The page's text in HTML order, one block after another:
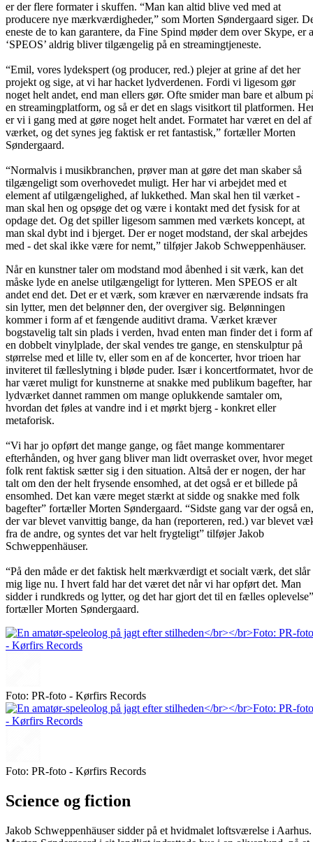
er der flere formater i skuffen. “Man kan altid blive ved med at
producere nye mærkværdigheder,” som Morten Søndergaard siger.
eneste de to kan garantere, da Fine Spind møder dem over Skype, er
‘SPEOS’ aldrig bliver tilgængelig på en streamingtjeneste.
“Emil, vores lydekspert (og producer, red.) plejer at grine af det her
projekt og sige, at vi har hacket lydverdenen. Fordi vi ligesom gør
noget helt andet, end man ellers gør. Ofte smider man bare et album
en streamingplatform, og så er det en slags visitkort til platformen.
er vi i gang med at gøre noget helt andet. Formatet har været en del af
værket, og det synes jeg faktisk er ret fantastisk,” fortæller Morten
Søndergaard.
“Normalvis i musikbranchen, prøver man at gøre det man skaber så
tilgængeligt som overhovedet muligt. Her har vi arbejdet med et
element af utilgængelighed, af lukkethed. Man skal hen til værket -
man skal hen og opsøge det og være i kontakt med det fysisk for at
opdage det. Og det spiller ligesom sammen med værkets koncept, at
man skal dybt ind i bjerget. Der er noget modstand, der skal arbejdes
med - det skal ikke være for nemt,” tilføjer Jakob Schweppenhäuser.
Når en kunstner taler om modstand mod åbenhed i sit værk, kan det
måske lyde en anelse utilgængeligt for lytteren. Men SPEOS er alt
andet end det. Det er et værk, som kræver en nærværende indsats fra
sin lytter, men det belønner den, der overgiver sig. Belønningen
kommer i form af et fængende auditivt drama. Værket kræver
bogstavelig talt sin plads i verden, hvad enten man finder det i form af
en dobbelt vinylplade, der skal vendes tre gange, en stenskulptur på
størrelse med et lille tv, eller som en af de koncerter, hvor trioen har
inviteret til fælleslytning i bløde puder. Især i koncertformatet, hvor
har været muligt for kunstnerne at snakke med publikum bagefter, har
lydværket dannet rammen om mange oplukkende samtaler om,
hvordan det føles at vandre ind i et mørkt bjerg - konkret eller
metaforisk.
“Vi har jo opført det mange gange, og fået mange kommentarer
efterhånden, og hver gang bliver man lidt overrasket over, hvor meget
folk rent faktisk sætter sig i den situation. Altså der er nogen, der har
talt om den der helt frysende ensomhed, at det også er et billede på
ensomhed. Det kan være meget stærkt at sidde og snakke med folk
bagefter” fortæller Morten Søndergaard. “Sidste gang var der også en,
der var blevet vanvittig bange, da han (reporteren, red.) var blevet
fra de andre, og syntes det var helt frygteligt” tilføjer Jakob
Schweppenhäuser.
“På den måde er det faktisk helt mærkværdigt et socialt værk, det slår
mig lige nu. I hvert fald har det været det når vi har opført det. Man
sidder i rundkreds og lytter, og det har gjort det til en fælles oplevelse”
fortæller Morten Søndergaard.
Foto: PR-foto - Kørfirs Records
Foto: PR-foto - Kørfirs Records
Science og fiction
Jakob Schweppenhäuser sidder på et hvidmalet loftsværelse i Aarhus.